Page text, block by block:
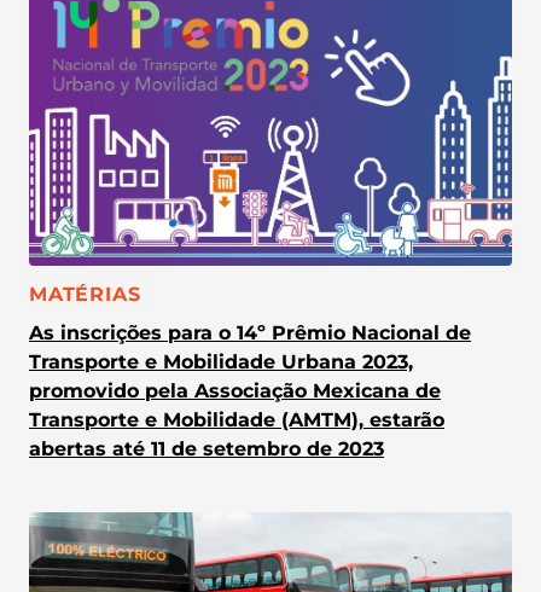
CATEGORIA:
MATÉRIAS
As inscrições para o 14º Prêmio Nacional de
Transporte e Mobilidade Urbana 2023,
promovido pela Associação Mexicana de
Transporte e Mobilidade (AMTM), estarão
abertas até 11 de setembro de 2023